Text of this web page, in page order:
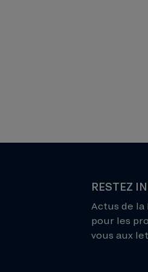
RESTEZ
Actus de
pour les
vous aux